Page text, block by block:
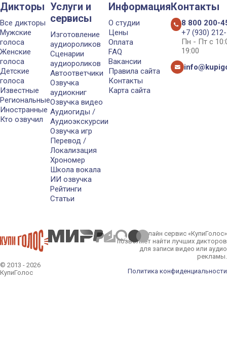
Дикторы
Все дикторы
Мужские
голоса
Женские
голоса
Детские
голоса
Известные
Региональные
Иностранные
Кто озвучил
Услуги и
сервисы
Изготовление
аудиороликов
Сценарии
аудиороликов
Автоответчики
Озвучка
аудиокниг
Озвучка видео
Аудиогиды /
Аудиоэкскурсии
Озвучка игр
Перевод /
Локализация
Хрономер
Школа вокала
ИИ озвучка
Рейтинги
Статьи
Информация
О студии
Цены
Оплата
FAQ
Вакансии
Правила сайта
Контакты
Карта сайта
Контакты
8 800 200-
+7 (930)
Пн - Пт с
19:00
© 2013 - 2026
КупиГолос
Онлайн сервис «КупиГолос»
позволяет найти лучших дикторов
для записи видео или аудио
рекламы.
Политика конфиденциальности